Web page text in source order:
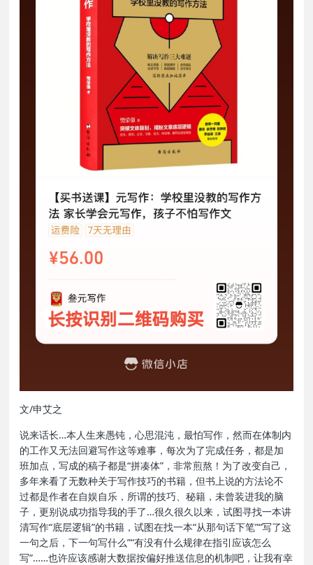
文/申艾之
说来话长…本人生来愚钝，心思混沌，最怕写作，然而在体制内
的工作又无法回避写作这等难事，每次为了完成任务，都是加
班加点，写成的稿子都是“拼凑体”，非常煎熬！为了改变自己，
多年来看了无数种关于写作技巧的书籍，但书上说的方法论不
过都是作者在自娱自乐，所谓的技巧、秘籍，未曾装进我的脑
子，更别说成功指导我的手了…很久很久以来，试图寻找一本讲
清写作“底层逻辑”的书籍，试图在找一本“从那句话下笔”“写了这
一句之后，下一句写什么”“有没有什么规律在指引应该怎么
写”……也许应该感谢大数据按偏好推送信息的机制吧，让我有幸